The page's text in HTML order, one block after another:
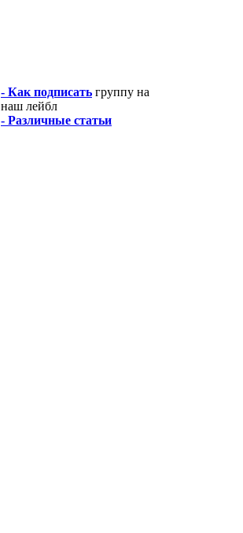
- Как подписать группу на
наш лейбл
- Различные статьи